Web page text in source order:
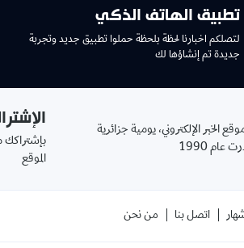
تطبيق الهاتف الذكي
لتصلكم اخبارنا لحظة بلحظة حملوا تطبيق جديد وتجربة
جديدة تم إنشاؤها لك
الخبر الإلكتروني، يومية جزائرية
1990
بإشتراكك
الموقع
اتصل بنا من نحن